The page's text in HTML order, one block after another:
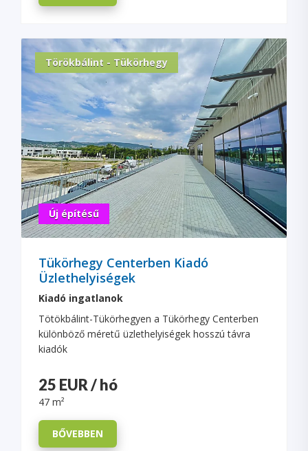
Törökbálint - Tükörhegy
Új építésű
Tükörhegy Centerben Kiadó
Üzlethelyiségek
Kiadó ingatlanok
Tötökbálint-Tükörhegyen a Tükörhegy Centerben
különböző méretű üzlethelyiségek hosszú távra
kiadók
25 EUR / hó
47 m²
BŐVEBBEN